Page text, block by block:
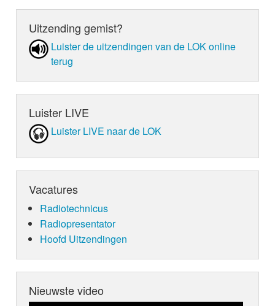
Uitzending gemist?
Luister de uit­zen­din­gen van de LOK online
terug
Luister LIVE
Luister LIVE naar de LOK
Vacatures
Radiotechnicus
Radiopresentator
Hoofd Uitzendingen
Nieuwste video